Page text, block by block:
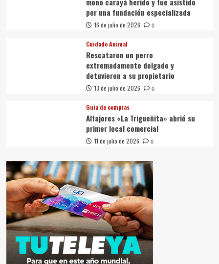
por una fundación especializada
16 de julio de 2026 0
Cuidado Animal
Rescataron un perro
extremadamente delgado y
detuvieron a su propietario
13 de julio de 2026 0
Guia de compras
Alfajores «La Trigueñita» abrió su
primer local comercial
11 de julio de 2026 0